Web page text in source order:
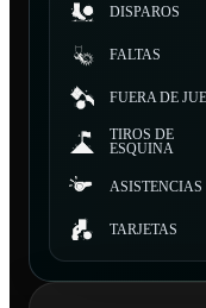
DISPAROS
FALTAS
FUERA DE
TIROS DE
ESQUINA
ASISTENCIAS
TARJETAS